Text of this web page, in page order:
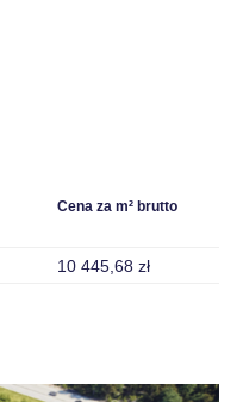
Cena za m² brutto
10 445,68 zł